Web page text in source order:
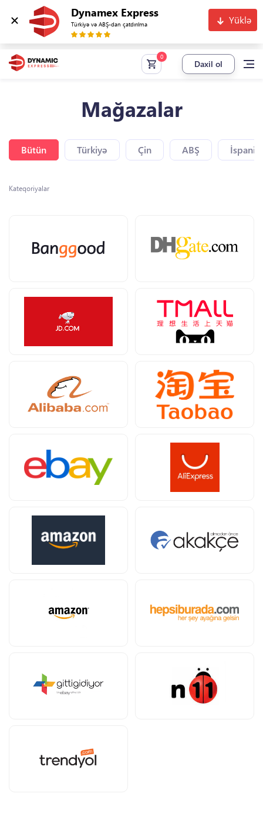
Dynamex Express
Türkiyə və ABŞ-dan çatdırılma Yüklə
Daxil ol
Mağazalar
Bütün Türkiyə Çin ABŞ
Kateqoriyalar